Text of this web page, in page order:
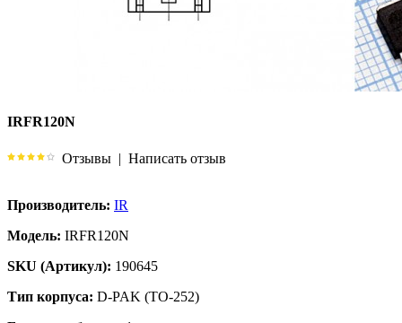
IRFR120N
Отзывы | Написать отзыв
Производитель: IR
Модель: IRFR120N
SKU (Артикул): 190645
Тип корпуса: D-PAK (TO-252)